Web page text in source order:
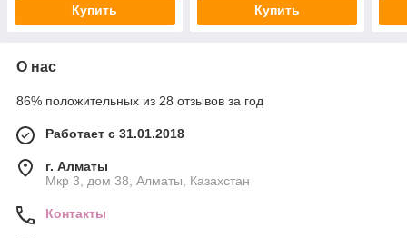
Купить Купить
О нас
86% положительных из 28 отзывов за год
Работает с 31.01.2018
г. Алматы
Мкр 3, дом 38, Алматы, Казахстан
Контакты